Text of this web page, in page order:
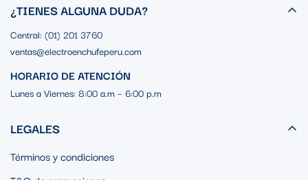
Cromado
El material de bisal de metal cromado le confiere durabilidad y
resistencia a la corrosión, lo que garantiza su funcionamiento
confiable a lo largo del tiempo.
¿TIENES ALGUNA DUDA?
Central: (01) 201 3760
ventas@electroenchufeperu.com
HORARIO DE ATENCIÓN
Lunes a Viernes: 8:00 a.m – 6:00 p.m
LEGALES
Términos y condiciones